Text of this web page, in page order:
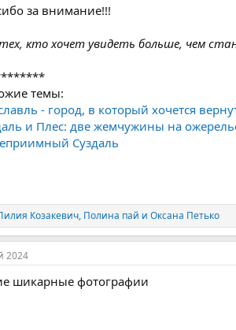
за внимание!!!
кто хочет увидеть больше, чем
темы:
- город, в который хочется
и Плес: две жемчужины на
Суздаль
Козакевич, Полина пай и Оксана Петько
2024
шикарные фотографии